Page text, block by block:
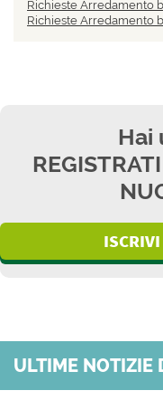
Richieste Arredamento
Richieste Arredamento
Hai
ULTIME NOTIZIE